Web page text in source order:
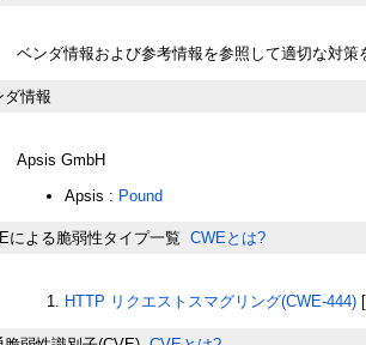
ベンダ情報および参考情報を参照して適切な対策
ダ情報
Apsis GmbH
Apsis : Pound
による脆弱性タイプ一覧 CWEとは?
HTTP リクエストスマグリング(CWE-444)